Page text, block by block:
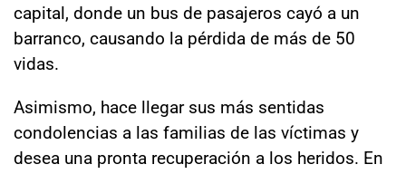
capital, donde un bus de pasajeros cayó a un
barranco, causando la pérdida de más de 50
vidas.
Asimismo, hace llegar sus más sentidas
condolencias a las familias de las víctimas y
desea una pronta recuperación a los heridos. En